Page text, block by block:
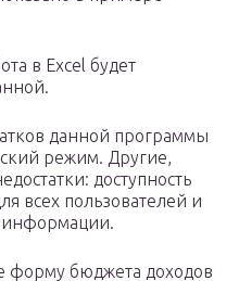
в Excel будет
данной программы
режим. Другие,
доступность
всех пользователей и
информации.
форму бюджета доходов